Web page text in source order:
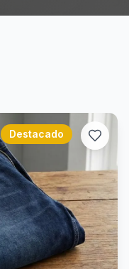
Destacado